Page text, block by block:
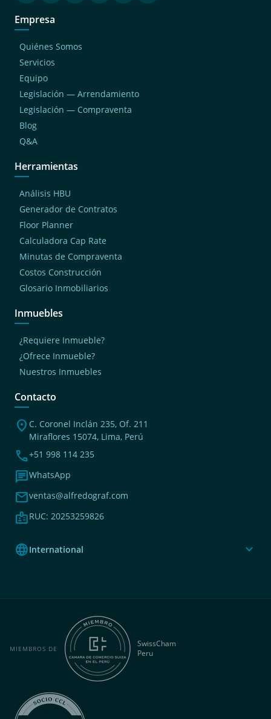
Empresa
Quiénes Somos
Servicios
Equipo
Legislación — Arrendamiento
Legislación — Compraventa
Blog
Q&A
Herramientas
Análisis HBU
Generador de Contratos
Floor Planner
Calculadora Cap Rate
Minutas de Compraventa
Costos Construcción
Glosario Inmobiliarios
Inmuebles
¿Requiere Inmueble?
¿Ofrece Inmueble?
Nuestros Inmuebles
Contacto
location_on C. Coronel Inclán 235, Of. 211
Miraflores 15074, Lima, Perú
phone+51 998 114 235
chatWhatsApp
mailventas@alfredograf.com
badgeRUC: 20253259826
languageInternational expand_more
MIEMBROS DE
SwissCham
Peru